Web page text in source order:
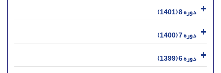
دوره 8 (1401)
دوره 7 (1400)
دوره 6 (1399)